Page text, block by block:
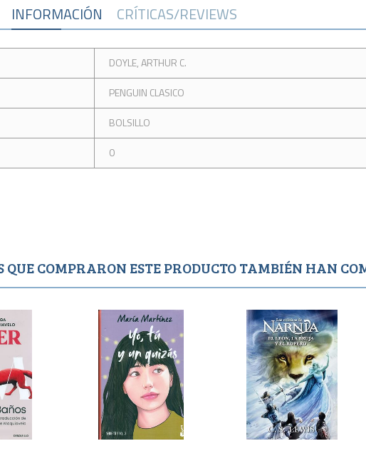
INFORMACIÓN CRÍTICAS/REVIEWS
DOYLE, ARTHUR C.
PENGUIN CLASICO
BOLSILLO
0
QUE COMPRARON ESTE PRODUCTO TAMBIÉN HAN
700
Agotado